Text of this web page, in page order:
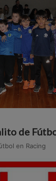
de
en Racing